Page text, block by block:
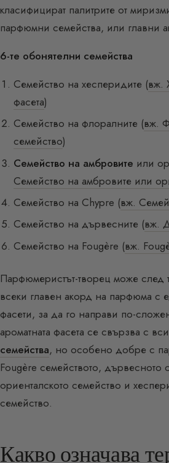
класифицират палитрите от
парфюмни семейства, или главни
6-те обонятелни семейства
Семейство на хесперидите (вж.
фасета)
Семейство на флоралните (вж.
семейство)
Семейство на амбровите или
Семейство на амбровите или
Семейство на Chypre (вж.
Семейство на дървесните (вж.
Семейство на Fougère (вж.
Парфюмеристът-творец може след
всеки главен акорд на парфюма с
фасети, за да го направи по-
ароматната фасета се свързва с
семейства, но особено добре с
Fougère семейството, дървесното
ориенталското семейство и
семейство.
Какво означава